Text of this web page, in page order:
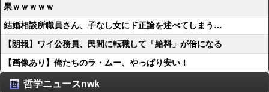
果ｗｗｗｗｗ
結婚相談所職員さん、子なし女にド正論を述べてしまう…
【朗報】ワイ公務員、民間に転職して「給料」が倍になる
【画像あり】俺たちのラ・ムー、やっぱり安い！
哲学ニュースnwk